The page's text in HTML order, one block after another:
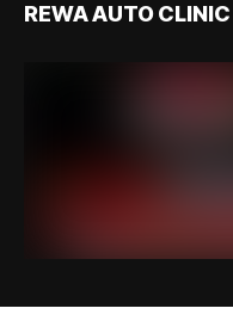
REWA AUTO CLINIC